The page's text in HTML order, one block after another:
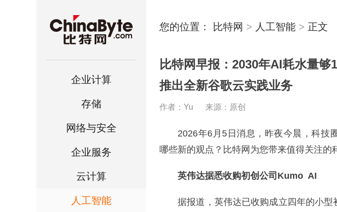
企业计算
存储
网络与安全
企业服务
云计算
人工智能
您的位置： 比特网 > 人工智能 > 正文
比特网早报：2030年AI耗水量
推出全新谷歌云实践业务
作者：Yu 来源：原创
2026年6月5日消息，昨夜今晨，科技
哪些新的观点？比特网为您带来值得关注的
英伟达据悉收购初创公司Kumo AI
据报道，英伟达已收购成立四年的小型